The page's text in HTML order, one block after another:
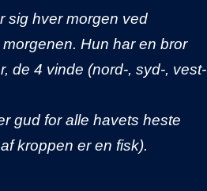
sig hver morgen ved
Hun har en bror
de 4 vinde (nord-, syd-, vest-
gud for alle havets heste
kroppen er en fisk).